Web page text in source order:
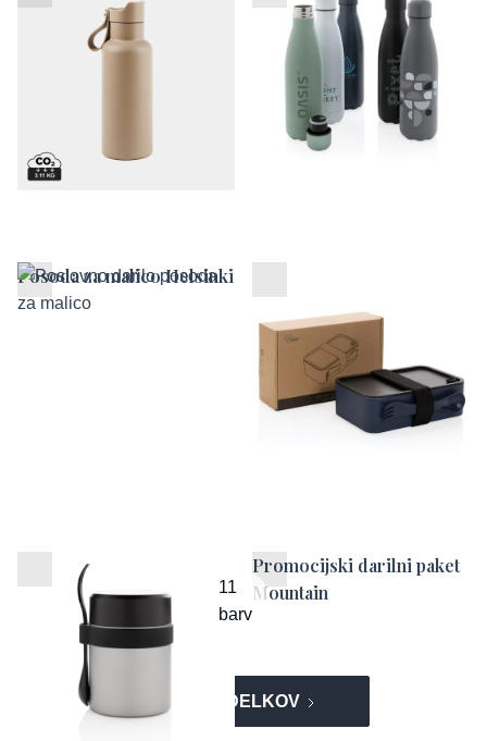
vodo Paris
Posoda za malico Helsinki
Posoda za malico Bogota
11
barv
Promocijski darilni paket
Mountain
VEČ IZDELKOV